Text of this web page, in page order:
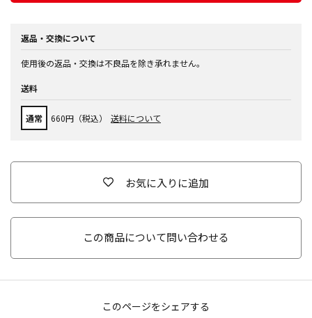
返品・交換について
使用後の返品・交換は不良品を除き承れません。
送料
通常 660円（税込） 送料について
お気に入りに追加
この商品について問い合わせる
このページをシェアする